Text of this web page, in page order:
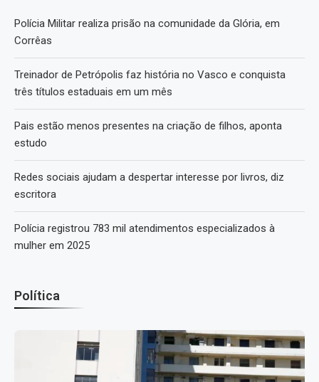
Polícia Militar realiza prisão na comunidade da Glória, em
Corrêas
Treinador de Petrópolis faz história no Vasco e conquista
três títulos estaduais em um mês
Pais estão menos presentes na criação de filhos, aponta
estudo
Redes sociais ajudam a despertar interesse por livros, diz
escritora
Polícia registrou 783 mil atendimentos especializados à
mulher em 2025
Política